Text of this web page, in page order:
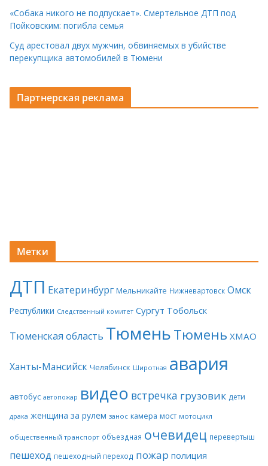
«Собака никого не подпускает». Смертельное ДТП под
Пойковским: погибла семья
Суд арестовал двух мужчин, обвиняемых в убийстве
перекупщика автомобилей в Тюмени
Партнерская реклама
Метки
ДТП Екатеринбург Мельникайте Нижневартовск Омск
Республики Следственный комитет Сургут Тобольск
Тюменская область ТюменьТюмень ХМАО
Ханты-Мансийск Челябинск Широтная авария
автобус автопожар видео встречка грузовик дети
драка женщина за рулем занос камера мост мотоцикл
общественный транспорт объездная очевидец перевертыш
пешеход пешеходный переход пожар полиция